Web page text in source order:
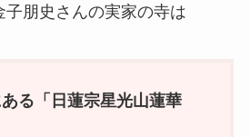
朋史さんの実家の寺は
る「日蓮宗星光山蓮華